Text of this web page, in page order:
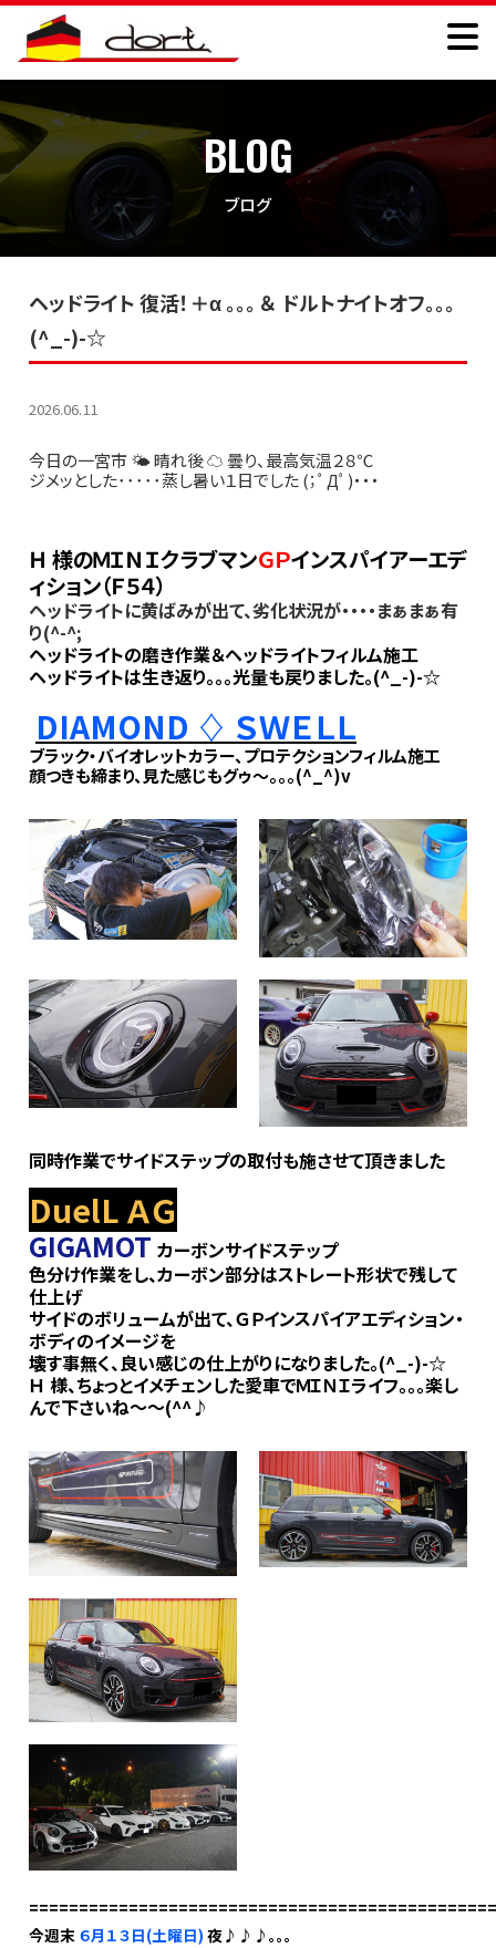
BLOG
ブログ
ヘッドライト 復活！＋α ｡｡｡ ＆ ドルトナイトオフ｡｡｡
(^_-)-☆
2026.06.11
今日の一宮市 🌤 晴れ後 ☁ 曇り、最高気温２８℃
ジメッとした･････蒸し暑い１日でした (；ﾟДﾟ)・・・
Ｈ 様のＭＩＮＩクラブマンＧＰインスパイアーエデ
ィション（Ｆ５４）
ヘッドライトに黄ばみが出て、劣化状況が・・・・まぁまぁ有
り(^-^;
ヘッドライトの磨き作業＆ヘッドライトフィルム施工
ヘッドライトは生き返り。。。光量も戻りました。(^_-)-☆
DIAMOND ♢ ＳＷＥＬＬ
ブラック・バイオレットカラー、プロテクションフィルム施工
顔つきも締まり、見た感じもグゥ～。。。(^_^)v
同時作業でサイドステップの取付も施させて頂きました
DuelL ＡＧ
GIGAMOT カーボンサイドステップ
色分け作業をし、カーボン部分はストレート形状で残して
仕上げ
サイドのボリュームが出て、ＧＰインスパイアエディション・
ボディのイメージを
壊す事無く、良い感じの仕上がりになりました。(^_-)-☆
Ｈ 様、ちょっとイメチェンした愛車でＭＩＮＩライフ｡｡｡楽し
んで下さいね～～(^^♪
今週末 ６月１３日(土曜日) 夜♪♪♪。。。